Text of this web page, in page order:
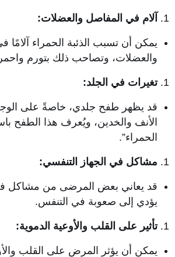
آلام في المفاصل والعضلات:
يمكن أن تسبب الذئبة الحمراء آلامًا
والعضلات، وتصاحب ذلك بتورم
تغيرات في الجلد:
قد يظهر طفح جلدي، خاصةً على
الأنف والخدين، ويُعرف هذا الطفح
الحمراء”.
مشاكل في الجهاز التنفسي:
قد يعاني بعض المرضى من مشاكل في
يؤدي إلى صعوبة في التنفس.
تأثير على القلب والأوعية الدموية:
يمكن أن يؤثر المرض على القلب